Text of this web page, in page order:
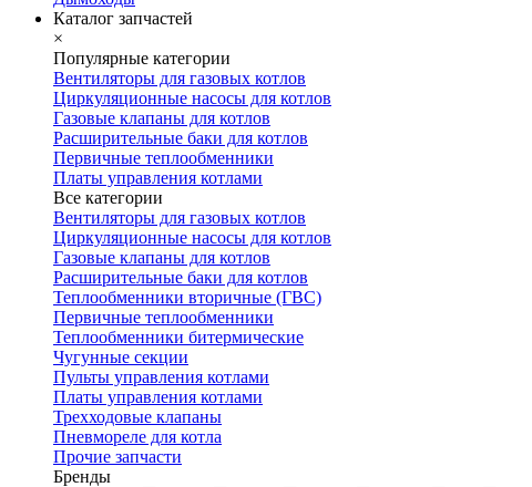
Каталог запчастей
×
Популярные категории
Вентиляторы для газовых котлов
Циркуляционные насосы для котлов
Газовые клапаны для котлов
Расширительные баки для котлов
Первичные теплообменники
Платы управления котлами
Все категории
Вентиляторы для газовых котлов
Циркуляционные насосы для котлов
Газовые клапаны для котлов
Расширительные баки для котлов
Теплообменники вторичные (ГВС)
Первичные теплообменники
Теплообменники битермические
Чугунные секции
Пульты управления котлами
Платы управления котлами
Трехходовые клапаны
Пневмореле для котла
Прочие запчасти
Бренды